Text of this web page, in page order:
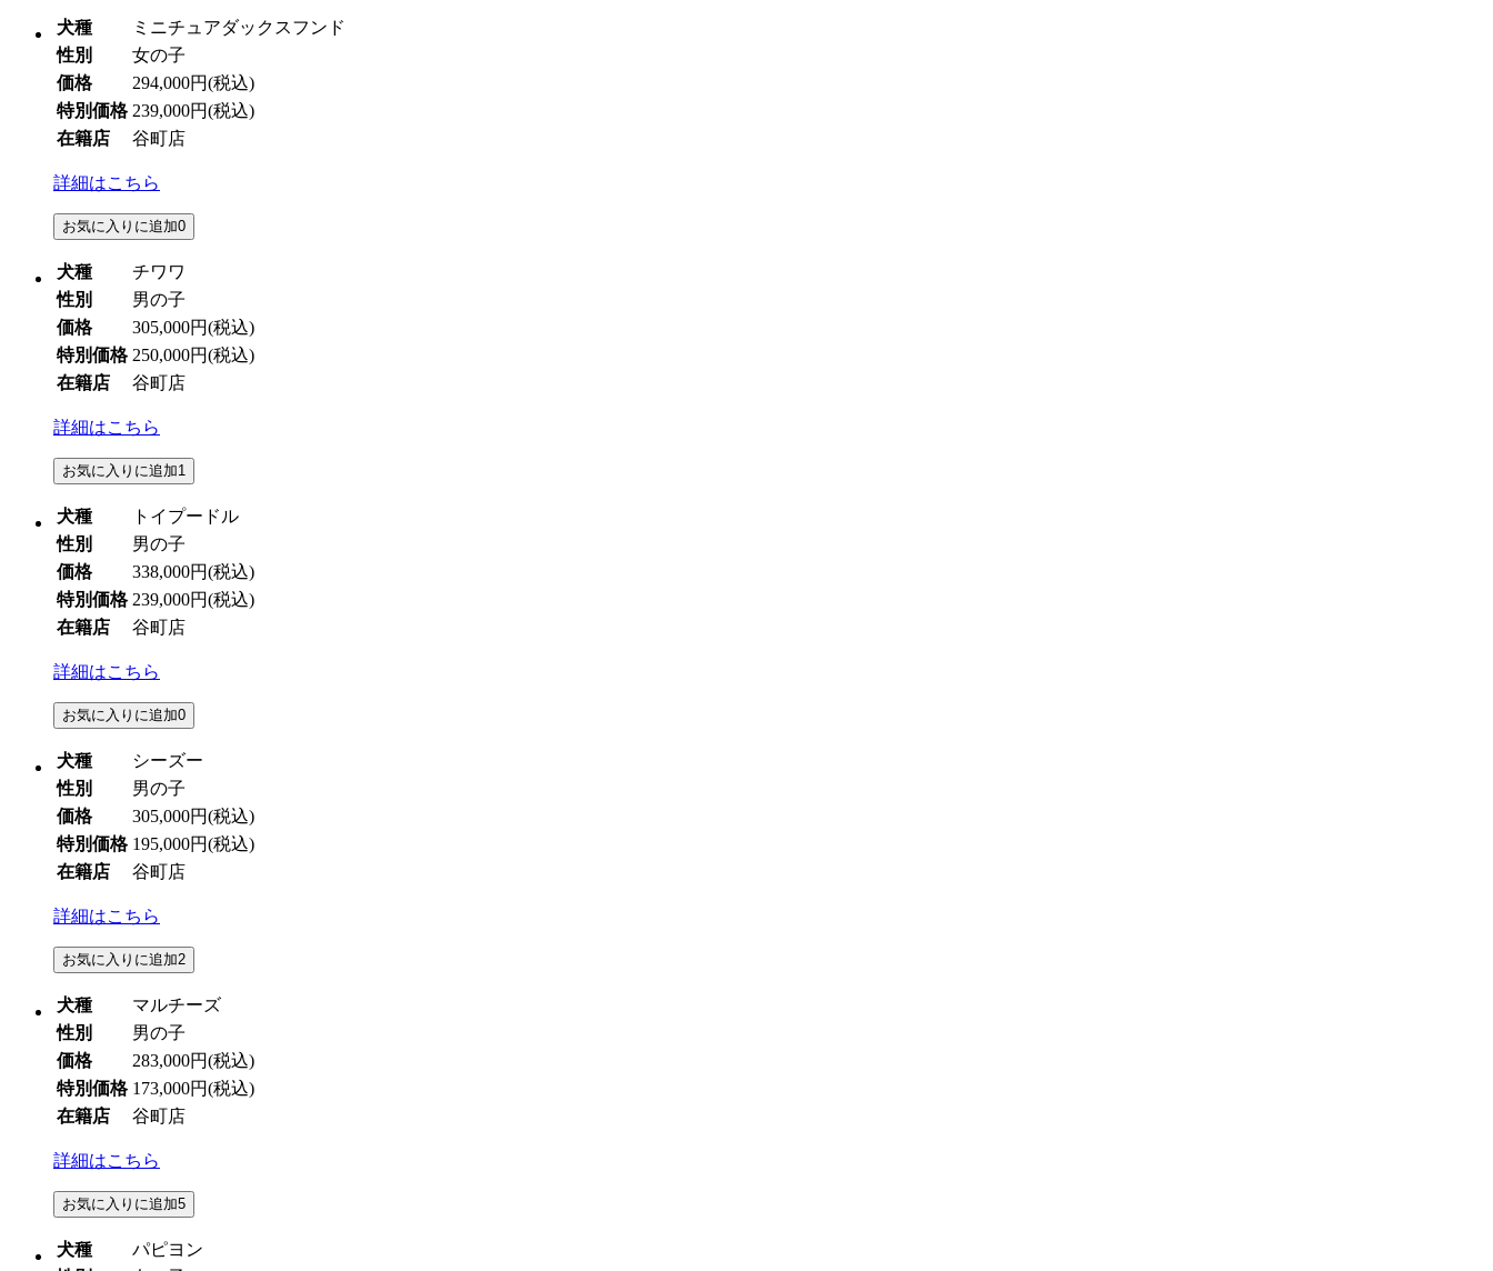
犬種
ミニチュアダックスフンド
性別
女の子
価格
294,000円(税込)
特別価格 239,000円(税込)
在籍店
谷町店
詳細はこちら
お気に入りに追加0
犬種
チワワ
性別
男の子
価格
305,000円(税込)
特別価格 250,000円(税込)
在籍店
谷町店
詳細はこちら
お気に入りに追加1
犬種
トイプードル
性別
男の子
価格
338,000円(税込)
特別価格 239,000円(税込)
在籍店
谷町店
詳細はこちら
お気に入りに追加0
犬種
シーズー
性別
男の子
価格
305,000円(税込)
特別価格 195,000円(税込)
在籍店
谷町店
詳細はこちら
お気に入りに追加2
犬種
マルチーズ
性別
男の子
価格
283,000円(税込)
特別価格 173,000円(税込)
在籍店
谷町店
詳細はこちら
お気に入りに追加5
犬種
パピヨン